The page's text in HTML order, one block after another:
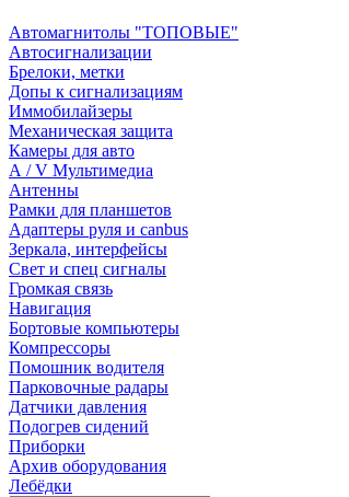
Автомагнитолы "ТОПОВЫЕ"
Автосигнализации
Брелоки, метки
Допы к сигнализациям
Иммобилайзеры
Механическая защита
Камеры для авто
А / V Мультимедиа
Антенны
Рамки для планшетов
Адаптеры руля и canbus
Зеркала, интерфейсы
Свет и спец сигналы
Громкая связь
Навигация
Бортовые компьютеры
Компрессоры
Помошник водителя
Парковочные радары
Датчики давления
Подогрев сидений
Приборки
Архив оборудования
Лебёдки